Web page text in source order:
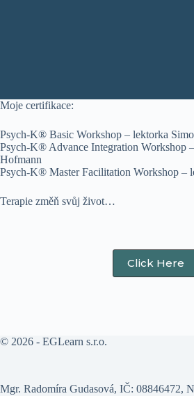
Moje certifikace:
Psych-K® Basic Workshop – lektorka
Psych-K® Advance Integration Workshop
Hofmann
Psych-K® Master Facilitation Workshop –
Terapie změň svůj život…
Click Here
© 2026 - EGLearn s.r.o.
Mgr. Radomíra Gudasová, IČ: 08846472,